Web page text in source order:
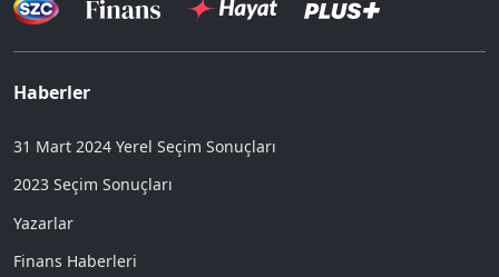
Haberler
31 Mart 2024 Yerel Seçim Sonuçları
2023 Seçim Sonuçları
Yazarlar
Finans Haberleri